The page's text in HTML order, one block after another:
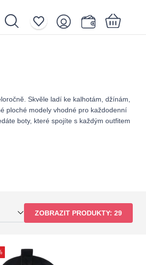
Skvěle ladí ke kalhotám, džínám,
ploché modely vhodné pro každodenní
boty, které spojíte s každým outfitem
ZOBRAZIT PRODUKTY: 29